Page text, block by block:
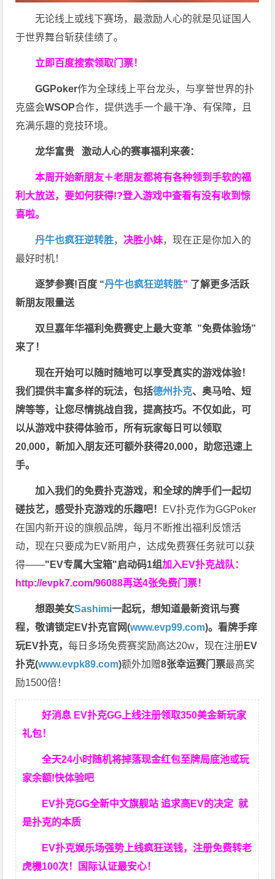
无论线上或线下赛场，最激励人心的就是见证国人
于世界舞台斩获佳绩了。
立即百度搜索领取门票！
GGPoker作为全球线上平台龙头，与享誉世界的扑
克盛会WSOP合作，提供选手一个最干净、有保障，且
充满乐趣的竞技环境。
龙华富贵 激动人心的赛事福利来袭：
本周开始新朋友＋老朋友都将有各种领到手软的福
利大放送，要如何获得!?登入游戏中查看有没有收到惊
喜啦。
丹牛也疯狂逆转胜， 决胜小妹，现在正是你加入的
最好时机！
逐梦参赛!百度 “丹牛也疯狂逆转胜” 了解更多活跃
新朋友限量送
双旦嘉年华福利免费赛史上最大变革 ”免费体验场”
来了！
现在开始可以随时随地可以享受真实的游戏体验！
我们提供丰富多样的玩法，包括德州扑克、奥马哈、短
牌等等，让您尽情挑战自我，提高技巧。不仅如此， 可
以从游戏中获得体验币，所有玩家每日可以领取
20,000，新加入朋友还可额外获得20,000，助您迅速上
手。
加入我们的免费扑克游戏，和全球的牌手们一起切
磋技艺，感受扑克游戏的乐趣吧！ EV扑克作为GGPoker
在国内新开设的旗舰品牌，每月不断推出福利反馈活
动，现在只要成为EV新用户，达成免费赛任务就可以获
得——"EV专属大宝箱"启动码1组加入EV扑克战队：
http://evpk7.com/96088再送4张免费门票！
想跟美女Sashimi一起玩，想知道最新资讯与赛
程，敬请锁定EV扑克官网(www.evp99.com)。看牌手痒
玩EV扑克，每日多场免费赛奖励高达20w，现在注册EV
扑克(www.evpk89.com)额外加赠8张幸运赛门票最高奖
励1500倍！
好消息 EV扑克GG上线注册领取350美金新玩家
礼包！
全天24小时随机将掉落现金红包至牌局底池或玩
家余额!快体验吧
EV扑克GG全新中文旗舰站 追求高EV的决定就
是扑克的本质
EV扑克娱乐场强势上线疯狂送钱，注册免费转老
虎機100次！国际认证最安心！